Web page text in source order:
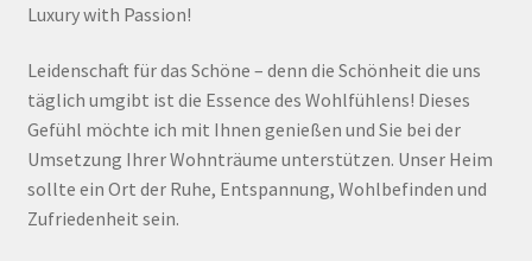
Luxury with Passion!
Leidenschaft für das Schöne – denn die Schönheit die uns
täglich umgibt ist die Essence des Wohlfühlens! Dieses
Gefühl möchte ich mit Ihnen genießen und Sie bei der
Umsetzung Ihrer Wohnträume unterstützen. Unser Heim
sollte ein Ort der Ruhe, Entspannung, Wohlbefinden und
Zufriedenheit sein.